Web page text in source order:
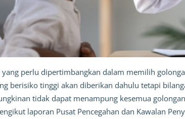
perlu dipertimbangkan dalam memilih
berisiko tinggi akan diberikan dahulu tetapi
tidak dapat menampung kesemua
laporan Pusat Pencegahan dan Kawalan